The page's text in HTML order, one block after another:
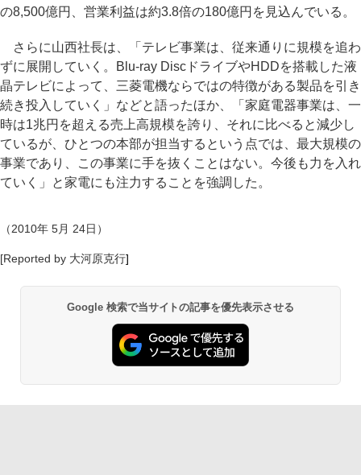
の8,500億円、営業利益は約3.8倍の180億円を見込んでいる。
さらに山西社長は、「テレビ事業は、従来通りに規模を追わ
ずに展開していく。Blu-ray DiscドライブやHDDを搭載した液
晶テレビによって、三菱電機ならではの特徴がある製品を引き
続き投入していく」などと語ったほか、「家庭電器事業は、一
時は1兆円を超える売上高規模を誇り、それに比べると減少し
ているが、ひとつの本部が担当するという点では、最大規模の
事業であり、この事業に手を抜くことはない。今後も力を入れ
ていく」と家電にも注力することを強調した。
（2010年 5月 24日）
[Reported by 大河原克行]
Google 検索で当サイトの記事を優先表示させる